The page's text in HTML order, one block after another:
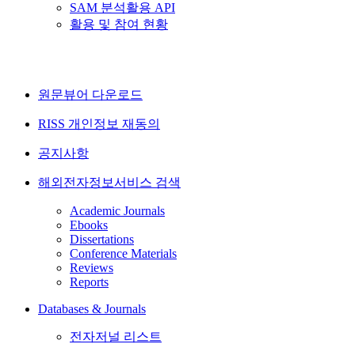
SAM 분석활용 API
활용 및 참여 현황
원문뷰어 다운로드
RISS 개인정보 재동의
공지사항
해외전자정보서비스 검색
Academic Journals
Ebooks
Dissertations
Conference Materials
Reviews
Reports
Databases & Journals
전자저널 리스트